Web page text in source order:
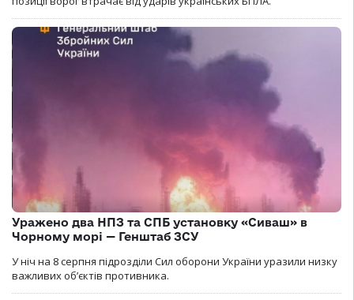
Уражено два НПЗ та СПБ установку «Сиваш» в
Чорному морі — Генштаб ЗСУ
У ніч на 8 серпня підрозділи Сил оборони України уразили низку
важливих об’єктів противника.